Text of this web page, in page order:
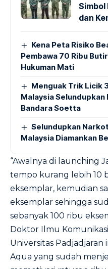
Simbol
dan
Kena Peta Risiko
Pembawa 70 Ribu
Hukuman Mati
Menguak Trik Licik
Malaysia
Bandara Soetta
Selundupkan
Malaysia Diamankan
“Awalnya di launching
tempo kurang lebih 10
eksemplar, kemudian
eksemplar sehingga
sebanyak 100 ribu
Doktor Ilmu
Universitas Padjadjaran
Aqua yang sudah